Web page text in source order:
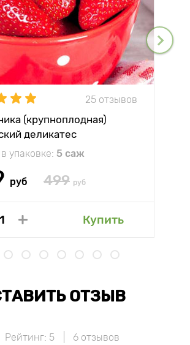
25 отзывов
(крупноплодная)
деликатес
упаковке: 5 саж
руб 499 руб
Купить
ОТЗЫВ
Рейтинг: 5 6 отзывов